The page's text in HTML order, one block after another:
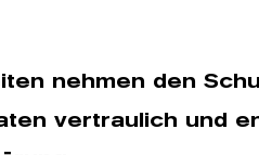
nehmen den
vertraulich und